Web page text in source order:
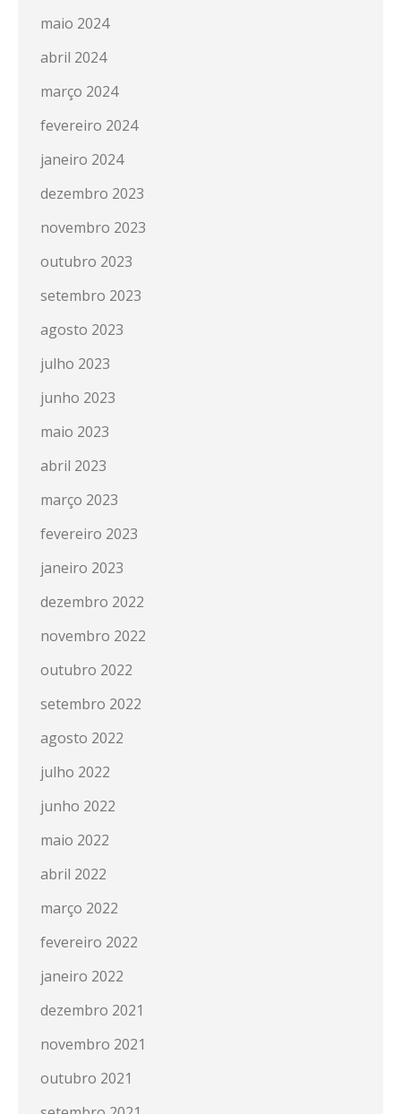
maio 2024
abril 2024
março 2024
fevereiro 2024
janeiro 2024
dezembro 2023
novembro 2023
outubro 2023
setembro 2023
agosto 2023
julho 2023
junho 2023
maio 2023
abril 2023
março 2023
fevereiro 2023
janeiro 2023
dezembro 2022
novembro 2022
outubro 2022
setembro 2022
agosto 2022
julho 2022
junho 2022
maio 2022
abril 2022
março 2022
fevereiro 2022
janeiro 2022
dezembro 2021
novembro 2021
outubro 2021